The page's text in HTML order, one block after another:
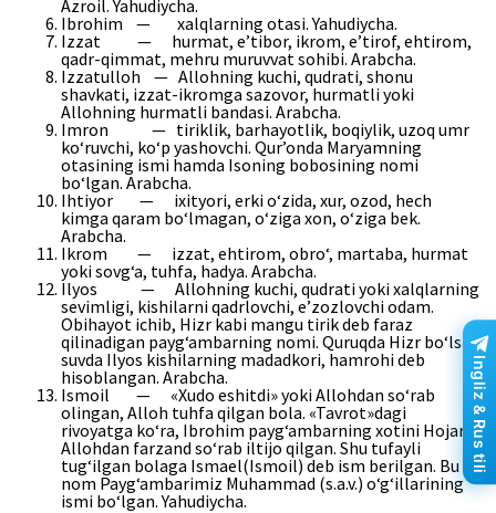
Azroil. Yahudiycha.
Ibrohim — xalqlarning otasi. Yahudiycha.
Izzat — hurmat, e’tibor, ikrom, e’tirof, ehtirom,
qadr-qimmat, mehru muruvvat sohibi. Arabcha.
Izzatulloh — Allohning kuchi, qudrati, shonu
shavkati, izzat-ikromga sazovor, hurmatli yoki
Allohning hurmatli bandasi. Arabcha.
Imron — tiriklik, barhayotlik, boqiylik, uzoq umr
ko‘ruvchi, ko‘p yashovchi. Qur’onda Maryamning
otasining ismi hamda Isoning bobosining nomi
bo‘lgan. Arabcha.
Ihtiyor — ixityori, erki o‘zida, xur, ozod, hech
kimga qaram bo‘lmagan, o‘ziga xon, o‘ziga bek.
Arabcha.
Ikrom — izzat, ehtirom, obro‘, martaba, hurmat
yoki sovg‘a, tuhfa, hadya. Arabcha.
Ilyos — Allohning kuchi, qudrati yoki xalqlarning
sevimligi, kishilarni qadrlovchi, e’zozlovchi odam.
Obihayot ichib, Hizr kabi mangu tirik deb faraz
qilinadigan payg‘ambarning nomi. Quruqda Hizr bo‘lsa,
suvda Ilyos kishilarning madadkori, hamrohi deb
hisoblangan. Arabcha.
Ismoil — «Xudo eshitdi» yoki Allohdan so‘rab
olingan, Alloh tuhfa qilgan bola. «Tavrot»dagi
rivoyatga ko‘ra, Ibrohim payg‘ambarning xotini Hojar
Allohdan farzand so‘rab iltijo qilgan. Shu tufayli
tug‘ilgan bolaga Ismael(Ismoil) deb ism berilgan. Bu
nom Payg‘ambarimiz Muhammad (s.a.v.) o‘g‘illarining
ismi bo‘lgan. Yahudiycha.
Ingliz & Rus tili